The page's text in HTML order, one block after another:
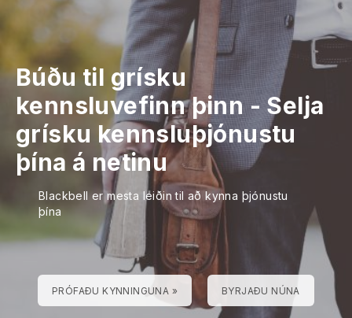
Búðu til grísku
kennsluvefinn þinn- Selja
grísku kennsluþjónustu
þína á netinu
Blackbell er mesta leiðin til að kynna þjónustu
þína
PRÓFAÐU KYNNINGUNA » BYRJAÐU NÚNA